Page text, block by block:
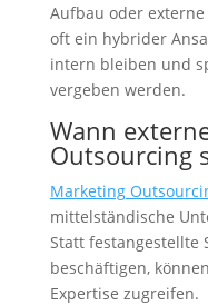
Aufbau oder
oft ein hybrider
intern bleiben und
vergeben werden.
Wann
Outsourcing
Marketing
mittelständische
Statt festangestellte
beschäftigen,
Expertise zugreifen.